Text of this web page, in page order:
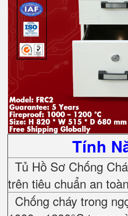
Tính
Tủ Hồ Sơ Chống
trên tiêu chuẩn an
Chống cháy trong